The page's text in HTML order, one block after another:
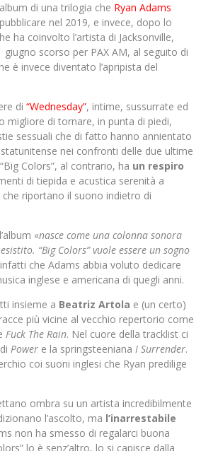
di una trilogia che Ryan Adams
nel 2019, e invece, dopo lo
ha coinvolto l’artista di Jacksonville,
giugno scorso per PAX AM, al seguito di
è invece diventato l’apripista del
di “Wednesday”, intime, sussurrate ed
migliore di tornare, in punta di piedi,
sessuali che di fatto hanno annientato
nei confronti delle due ultime
Colors”, al contrario, ha un respiro
di tiepida e acustica serenità a
riportano il suono indietro di
«nasce come una colonna sonora
“Big Colors” vuole essere un sogno
che Adams abbia voluto dedicare
inglese e americana di quegli anni.
insieme a Beatriz Artola e (un certo)
più vicine al vecchio repertorio come
Fuck The Rain. Nel cuore della tracklist ci
Power e la springsteeniana I Surrender.
coi suoni inglesi che Ryan predilige
ombra su un artista incredibilmente
l’ascolto, ma l’inarrestabile
non ha smesso di regalarci buona
lo è senz’altro, lo si capisce dalla